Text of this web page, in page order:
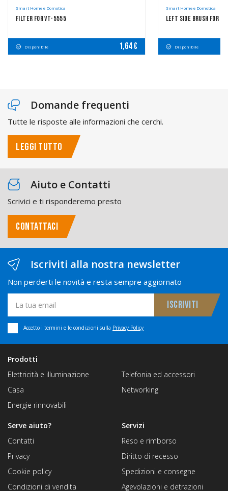
Smart Home e Domotica
Filter For VT-5555
Disponibile 1,64 €
Smart Home e Domotica
Left Side Brush For
Disponibile
Domande frequenti
Tutte le risposte alle informazioni che cerchi.
LEGGI TUTTO
Aiuto e Contatti
Scrivici e ti risponderemo presto
CONTATTACI
Iscriviti alla nostra newsletter
Non perderti le novità e resta sempre aggiornato
Accetto i termini e le condizioni sulla Privacy Policy
Prodotti
Elettricità e illuminazione
Casa
Energie rinnovabili
Telefonia ed accessori
Networking
Servizi
Reso e rimborso
Diritto di recesso
Spedizioni e consegne
Agevolazioni e detrazioni
Serve aiuto?
Contatti
Privacy
Cookie policy
Condizioni di vendita